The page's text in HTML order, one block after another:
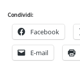
Condividi:
Facebook
E-mail